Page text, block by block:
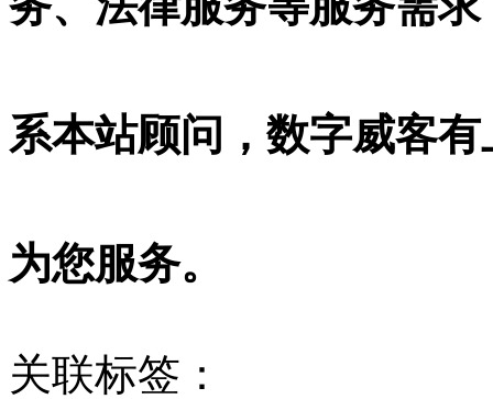
系本站顾问，数字威客
为您服务。
关联标签：